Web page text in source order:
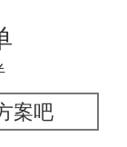
案吧